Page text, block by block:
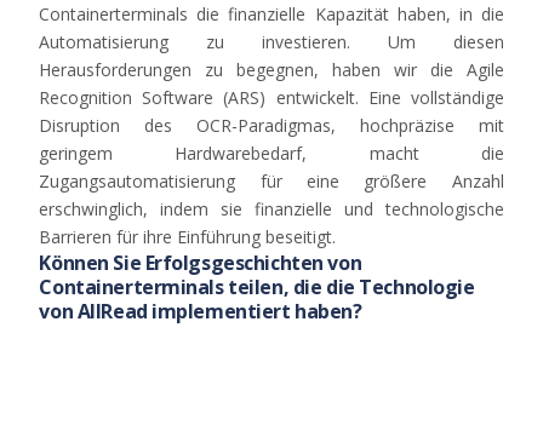
Containerterminals diefinanzielle Kapazität haben, in die
Automatisierung
zu investieren. Um diesen
Herausforderungen
zu begegnen,haben wirdie Agile
Recognition Software (ARS) entwickelt. Eine vollständige
Disruption des OCR-Paradigmas, hochpräzise
mit
geringem
Hardwarebedarf, machtdie
Zugangsautomatisierung
für eine größere
Anzahl
erschwinglich,indem sie finanzielle und technologische
Barrierenfür ihre Einführung beseitigt.
Können Sie Erfolgsgeschichten von
Containerterminals teilen, die die Technologie
von AllRead implementiert haben?